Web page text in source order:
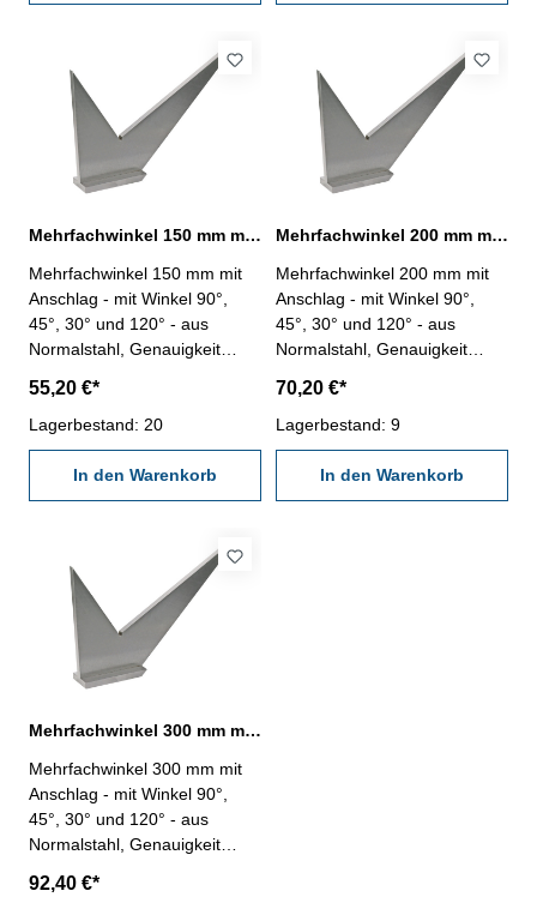
Mehrfachwinkel 150 mm mit Anschlag Normalstahl
Mehrfachwinkel 150 mm mit
Anschlag - mit Winkel 90°,
45°, 30° und 120° - aus
Normalstahl, Genauigkeit
Abmessung: 150 mm
55,20 €*
Lagerbestand: 20
In den Warenkorb
Mehrfachwinkel 200 mm mit Anschlag Normalstahl
Mehrfachwinkel 200 mm mit
Anschlag - mit Winkel 90°,
45°, 30° und 120° - aus
Normalstahl, Genauigkeit
Abmessung: 200 mm
70,20 €*
Lagerbestand: 9
In den Warenkorb
Mehrfachwinkel 300 mm mit Anschlag Normalstahl
Mehrfachwinkel 300 mm mit
Anschlag - mit Winkel 90°,
45°, 30° und 120° - aus
Normalstahl, Genauigkeit
Abmessung: 300 mm
92,40 €*